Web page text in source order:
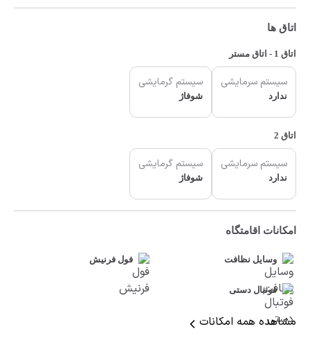
اتاق ها
اتاق 1 - اتاق مستر
سیستم سرمایشی
ندارد
سیستم گرمایشی
شوفاژ
اتاق 2
سیستم سرمایشی
ندارد
سیستم گرمایشی
شوفاژ
امکانات اقامتگاه
وسایل نظافت فول فرنیش
فوتبال دستی
مشاهده همه امکانات